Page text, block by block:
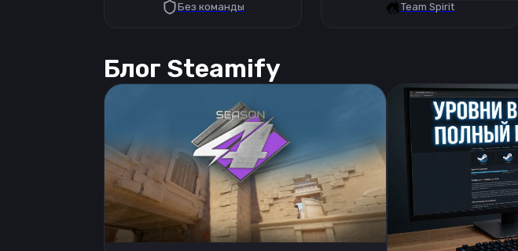
Без команды Team Spirit
Блог Steamify